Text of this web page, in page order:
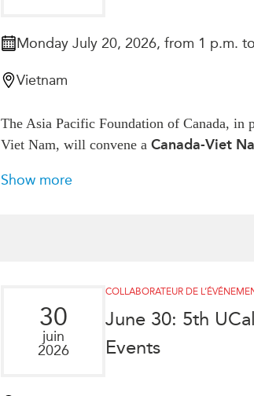
Monday July 20, 2026, from 1 p.m.
Vietnam
The Asia Pacific Foundation of Canada, in
Viet Nam, will convene a Canada-Viet
Show more
30
juin
2026
COLLABORATEUR DE
June 30: 5th
Events